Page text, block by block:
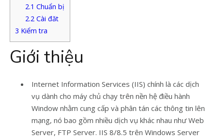
2.1 Chuẩn bị
2.2 Cài đăt
3 Kiểm tra
Giới thiệu
Internet Information Services (IIS) chính là các dịch
vụ dành cho máy chủ chạy trên nền hệ điều hành
Window nhằm cung cấp và phân tán các thông tin lên
mạng, nó bao gồm nhiều dịch vụ khác nhau như Web
Server, FTP Server. IIS 8/8.5 trên Windows Server